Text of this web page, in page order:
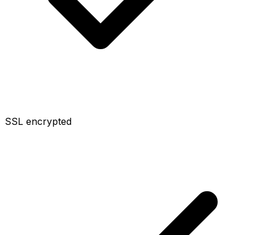
SSL encrypted